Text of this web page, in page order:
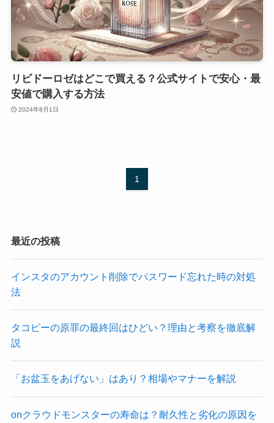
リビドーロゼはどこで買える？公式サイトで安心・最
安値で購入する方法
2024年8月1日
1
最近の投稿
インスタのアカウント削除でパスワード忘れた時の対処
法
タコピーの原罪の最終回はひどい？理由と考察を徹底解
説
「お盆玉をあげない」はあり？相場やマナーを解説
onクラウドモンスターの寿命は？耐久性と劣化の原因を